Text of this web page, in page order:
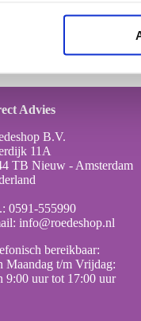
Advies
B.V.
11A
TB Nieuw - Amsterdam
0591-555990
info@roedeshop.nl
bereikbaar:
Maandag t/m Vrijdag:
9:00 uur tot 17:00 uur